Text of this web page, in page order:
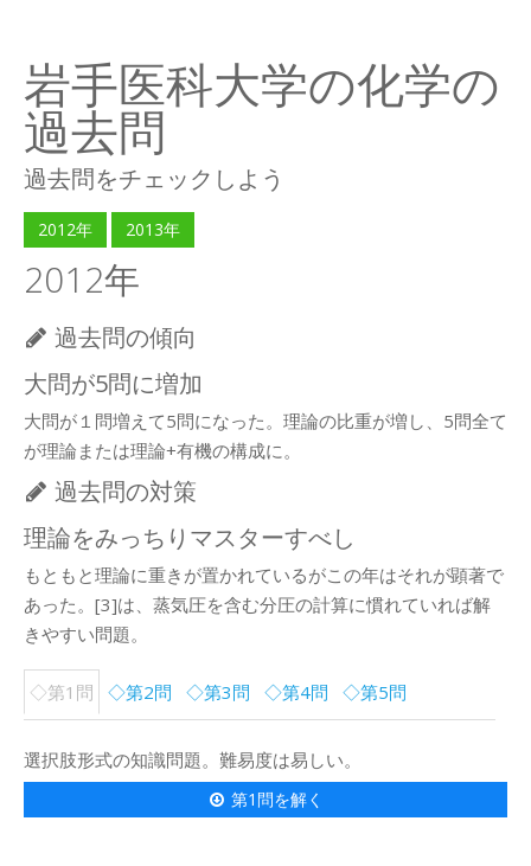
岩手医科大学の化学の
過去問
過去問をチェックしよう
2012年 2013年
2012年
過去問の傾向
大問が5問に増加
大問が１問増えて5問になった。理論の比重が増し、5問全て
が理論または理論+有機の構成に。
過去問の対策
理論をみっちりマスターすべし
もともと理論に重きが置かれているがこの年はそれが顕著で
あった。[3]は、蒸気圧を含む分圧の計算に慣れていれば解
きやすい問題。
◇第1問 ◇第2問 ◇第3問 ◇第4問 ◇第5問
選択肢形式の知識問題。難易度は易しい。
第1問を解く